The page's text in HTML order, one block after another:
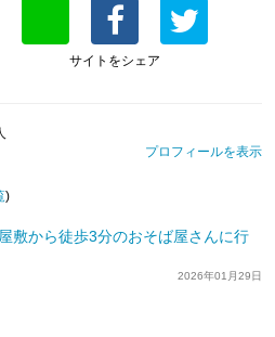
サイトをシェア
プロフィールを表示
)
敷から徒歩3分のおそば屋さんに行
2026年01月29日